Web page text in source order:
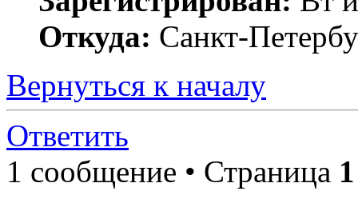
Откуда: Санкт-
Вернуться к началу
Ответить
1 сообщение • Страница 1